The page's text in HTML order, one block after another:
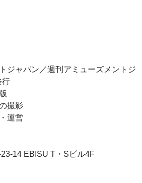
ジャパン／週刊アミューズメントジ
行
撮影
運営
14 EBISU T・Sビル4F